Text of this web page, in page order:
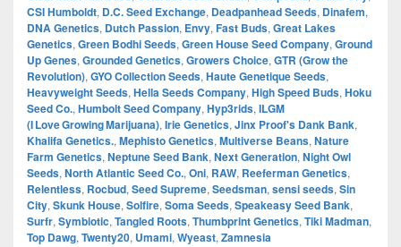
CSI Humboldt, D.C. Seed Exchange, Deadpanhead Seeds, Dinafem,
DNA Genetics, Dutch Passion, Envy, Fast Buds, Great Lakes
Genetics, Green Bodhi Seeds, Green House Seed Company, Ground
Up Genes, Grounded Genetics, Growers Choice, GTR (Grow the
Revolution), GYO Collection Seeds, Haute Genetique Seeds,
Heavyweight Seeds, Hella Seeds Company, High Speed Buds, Hoku
Seed Co., Humbolt Seed Company, Hyp3rids, ILGM
(I Love Growing Marijuana), Irie Genetics, Jinx Proof's Dank Bank,
Khalifa Genetics., Mephisto Genetics, Multiverse Beans, Nature
Farm Genetics, Neptune Seed Bank, Next Generation, Night Owl
Seeds, North Atlantic Seed Co., Oni, RAW, Reeferman Genetics,
Relentless, Rocbud, Seed Supreme, Seedsman, sensi seeds, Sin
City, Skunk House, Solfire, Soma Seeds, Speakeasy Seed Bank,
Surfr, Symbiotic, Tangled Roots, Thumbprint Genetics, Tiki Madman,
Top Dawg, Twenty20, Umami, Wyeast, Zamnesia